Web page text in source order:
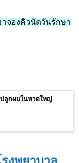
จองคิวนัดวันรักษา
ลูกผมในหาดใหญ่